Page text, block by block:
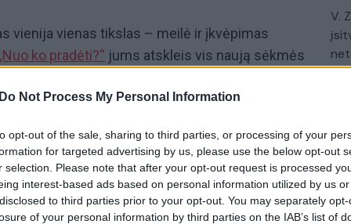
Do Not Process My Personal Information
opt-out of the sale, sharing to third parties, or processing of your
for targeted advertising by us, please use the below opt-out
selection. Please note that after your opt-out request is processed
interest-based ads based on personal information utilized by us
to third parties prior to your opt-out. You may separately
of your personal information by third parties on the IAB’s list of
vienija vienas tikslas – meilė ir įkvėpimas
ko pradėti?“ jums atskleis vis naują sėkmės
apie savo karjeros kelią, dalinsis
savo mėgstamą veiklą ir kaip nebijoti išbandyti
Laidose išgirsite daugybę žinomų televizijos
savo sričių specialistų patarimų.
Karjera Patarimai Nuo ko pradėti
V.